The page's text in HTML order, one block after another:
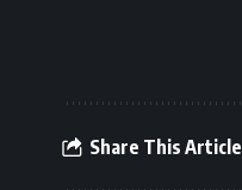
Share This Article